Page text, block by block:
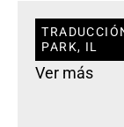
PARK, IL
Ver más